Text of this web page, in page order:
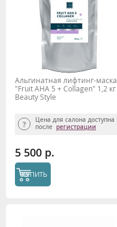
Альгинатная лифтинг-маска
"Fruit AHA 5 + Collagen" 1,2 кг
Beauty Style
Цена для салона доступна
после регистрации
5 500 р.
КУПИТЬ